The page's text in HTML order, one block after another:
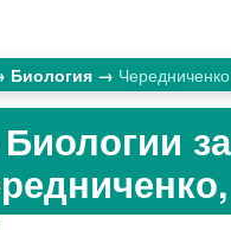
Биология